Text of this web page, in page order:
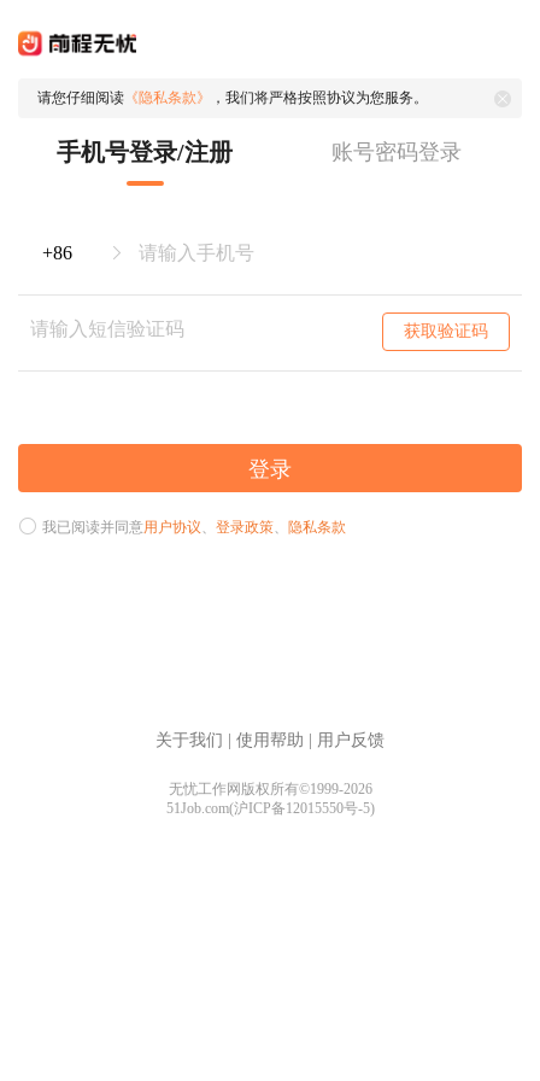
请您仔细阅读 《隐私条款》 ，我们将严格按照协议为您服务。
手机号登录/注册 账号密码登录
获取验证码
登录
我已阅读并同意用户协议、 登录政策、 隐私条款
关于我们 使用帮助 用户反馈
无忧工作网版权所有©1999-2026
51Job.com(沪ICP备12015550号-5)